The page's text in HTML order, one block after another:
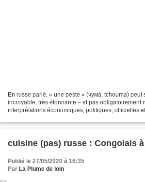
En russe parlé, « une peste » (чума́, tchouma)
incroyable, très étonnante – et pas obligatoirement
interprétations économiques, politiques, officielles
cuisine (pas) russe : Congolais
Publié le 27/05/2020 à 16:35
Par La Plume de loin